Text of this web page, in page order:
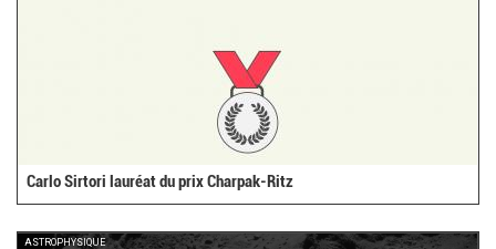
Carlo Sirtori lauréat du prix Charpak-Ritz
ASTROPHYSIQUE